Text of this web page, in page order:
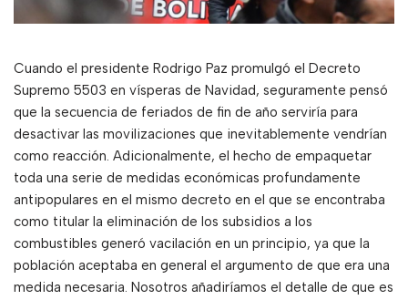
Cuando el presidente Rodrigo Paz promulgó el Decreto
Supremo 5503 en vísperas de Navidad, seguramente pensó
que la secuencia de feriados de fin de año serviría para
desactivar las movilizaciones que inevitablemente vendrían
como reacción. Adicionalmente, el hecho de empaquetar
toda una serie de medidas económicas profundamente
antipopulares en el mismo decreto en el que se encontraba
como titular la eliminación de los subsidios a los
combustibles generó vacilación en un principio, ya que la
población aceptaba en general el argumento de que era una
medida necesaria. Nosotros añadiríamos el detalle de que es